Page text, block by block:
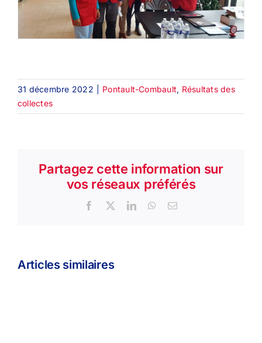
31 décembre 2022 Pontault-Combault, Résultats des
collectes
Partagez cette information sur
vos réseaux préférés
Facebook
X LinkedInWhatsApp
Email
Articles similaires